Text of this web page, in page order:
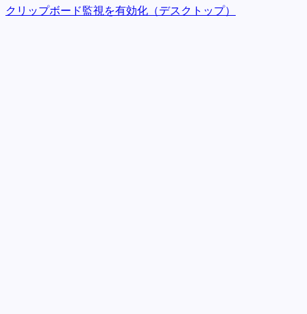
クリップボード監視を有効化（デスクトップ）